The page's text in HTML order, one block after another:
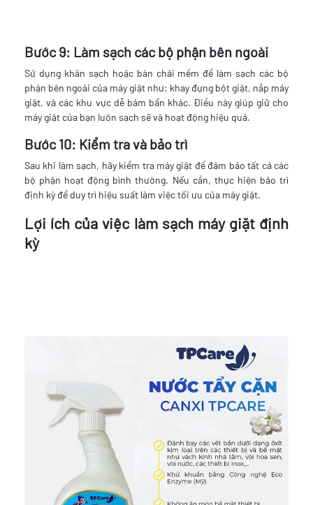
Bước 9: Làm sạch các bộ phận bên ngoài
Sử dụng khăn sạch hoặc bàn chải mềm để làm sạch các bộ
phận bên ngoài của máy giặt như: khay đựng bột giặt, nắp máy
giặt, và các khu vực dễ bám bẩn khác. Điều này giúp giữ cho
máy giặt của bạn luôn sạch sẽ và hoạt động hiệu quả.
Bước 10: Kiểm tra và bảo trì
Sau khi làm sạch, hãy kiểm tra máy giặt để đảm bảo tất cả các
bộ phận hoạt động bình thường. Nếu cần, thực hiện bảo trì
định kỳ để duy trì hiệu suất làm việc tối ưu của máy giặt.
Lợi ích của việc làm sạch máy giặt định
kỳ